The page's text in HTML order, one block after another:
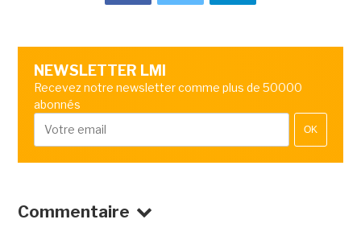
NEWSLETTER LMI
Recevez notre newsletter comme plus de 50000
abonnés
OK
Commentaire